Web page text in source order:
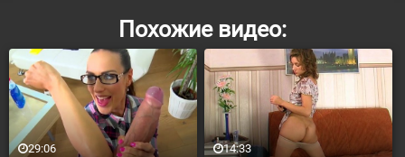
Похожие видео:
29:06 14:33